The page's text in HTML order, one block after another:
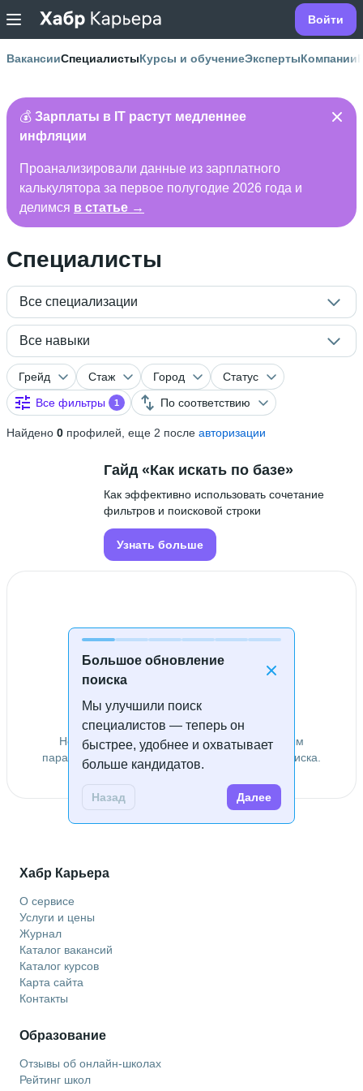
Войти
ВакансииСпециалистыКурсы и обучениеЭкспертыКомпании
💰 Зарплаты в IT растут медленнее
инфляции
Проанализировали данные из зарплатного
калькулятора за первое полугодие 2026 года и
делимся в статье →
Специалисты
Все специализации
Все навыки
Грейд Стаж Город
Статус
Все фильтры
1 По соответствию
Найдено 0 профилей, еще 2 после авторизации
Большое обновление
поиска
Мы улучшили поиск
специалистов — теперь он
быстрее, удобнее и охватывает
больше кандидатов.
Назад Далее
Гайд «Как искать по базе»
Как эффективно использовать сочетание
фильтров и поисковой строки
Узнать больше
Специалисты не найдены
Не удалось найти специалистов по заданным
параметрам. Попробуйте изменить условия поиска.
Хабр Карьера
О сервисе
Услуги и цены
Журнал
Каталог вакансий
Каталог курсов
Карта сайта
Контакты
Образование
Отзывы об онлайн-школах
Рейтинг школ